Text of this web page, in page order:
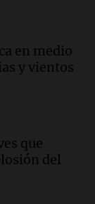
y
en medio
y vientos
que
del